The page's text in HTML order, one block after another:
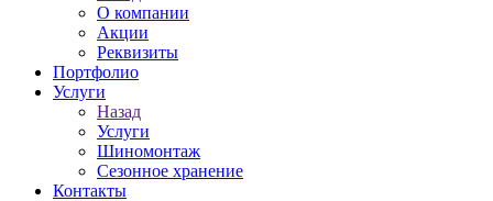
О компании
Акции
Реквизиты
Портфолио
Услуги
Назад
Услуги
Шиномонтаж
Сезонное хранение
Контакты